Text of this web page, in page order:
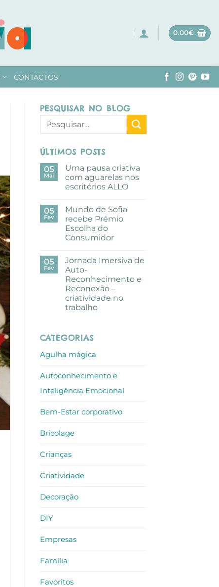
0.00€
CONTACTOS
PESQUISAR NO BLOG
ÚLTIMOS POSTS
05
Mai
Uma pausa criativa
com aguarelas nos
escritórios ALLO
em
Uma
pausa
criativa
com
aguarelas
ALLO
05
Fev
Mundo de Sofia
recebe Prémio
Escolha do
Consumidor
em
Mundo
de
Sofia
recebe
Prémio
Escolha
do
Consumidor
05
Fev
Jornada Imersiva de
Auto-
Reconhecimento e
Reconexão –
criatividade no
trabalho
Jornada
Imersiva
Auto-
Reconexão
criatividade
no
CATEGORIAS
Agulha mágica
Autoconhecimento e
Inteligência Emocional
Bem-Estar corporativo
Bricolage
Crianças
Criatividade
Decoração
DIY
Empresas
Família
Favoritos